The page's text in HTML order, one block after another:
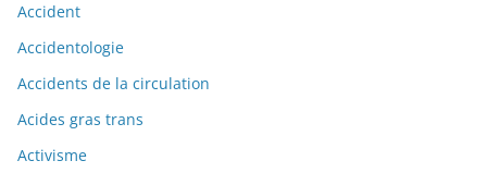
Accident
Accidentologie
Accidents de la circulation
Acides gras trans
Activisme